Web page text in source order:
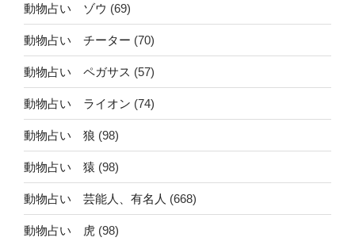
動物占い ゾウ (69)
動物占い チーター (70)
動物占い ペガサス (57)
動物占い ライオン (74)
動物占い 狼 (98)
動物占い 猿 (98)
動物占い 芸能人、有名人 (668)
動物占い 虎 (98)